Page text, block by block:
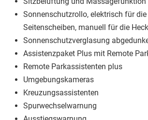
Sonnenschutzrollo, elektrisch für die
Seitenscheiben, manuell für die
Sonnenschutzverglasung
Assistenzpaket Plus mit Remote
Remote Parkassistenten plus
Umgebungskameras
Kreuzungsassistenten
Spurwechselwarnung